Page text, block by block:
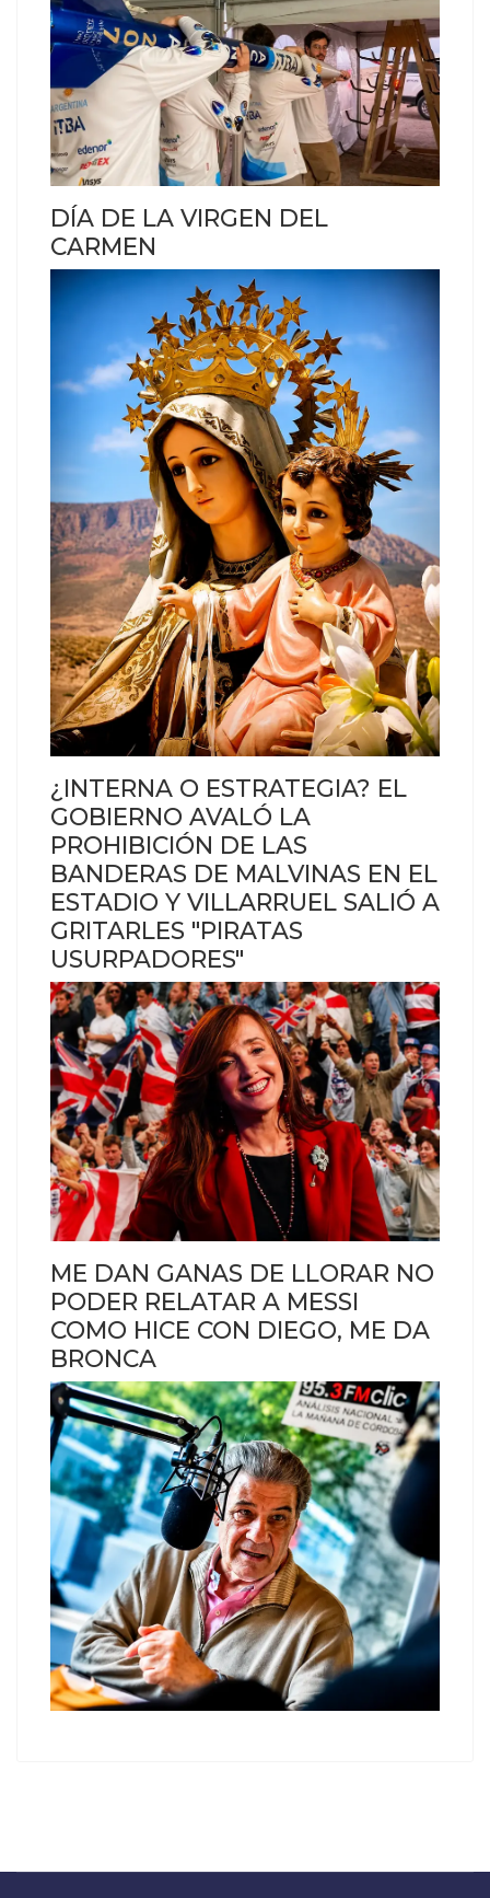
DÍA DE LA VIRGEN DEL
CARMEN
¿INTERNA O ESTRATEGIA? EL
GOBIERNO AVALÓ LA
PROHIBICIÓN DE LAS
BANDERAS DE MALVINAS EN EL
ESTADIO Y VILLARRUEL SALIÓ A
GRITARLES "PIRATAS
USURPADORES"
ME DAN GANAS DE LLORAR NO
PODER RELATAR A MESSI
COMO HICE CON DIEGO, ME DA
BRONCA